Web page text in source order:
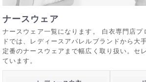
ナースウェア
ナースウェア一覧になります。 白衣専門店プ
ドでは、レディースアパレルブランドから大
定番のナースウェアまで幅広く取り扱い。セ
ています。